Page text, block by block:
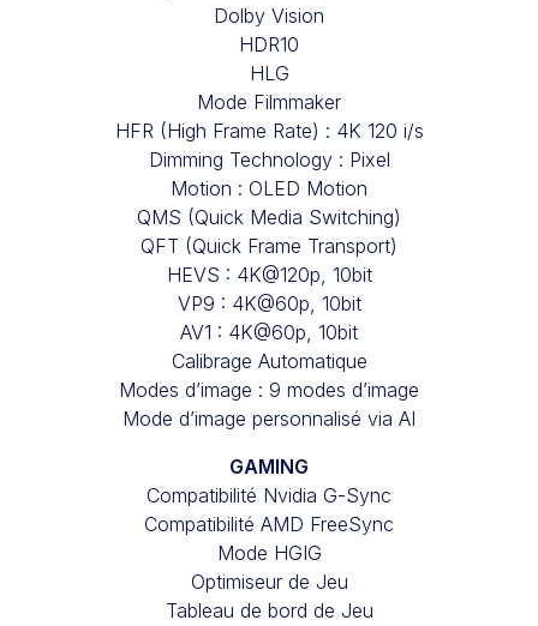
Dolby Vision
HDR10
HLG
Mode Filmmaker
HFR (High Frame Rate) : 4K 120 i/s
Dimming Technology : Pixel
Motion : OLED Motion
QMS (Quick Media Switching)
QFT (Quick Frame Transport)
HEVS : 4K@120p, 10bit
VP9 : 4K@60p, 10bit
AV1 : 4K@60p, 10bit
Calibrage Automatique
Modes d’image : 9 modes d’image
Mode d’image personnalisé via AI
GAMING
Compatibilité Nvidia G-Sync
Compatibilité AMD FreeSync
Mode HGIG
Optimiseur de Jeu
Tableau de bord de Jeu